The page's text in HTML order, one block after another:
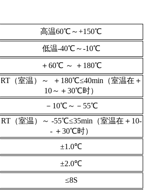
高温60℃～+150℃
低温-40℃～-10℃
＋60℃ ～ ＋180℃
RT（室温）～ ＋180℃≤40min（室温在＋
10～＋30℃时）
－10℃～－55℃
RT（室温）～ -55℃≤35min（室温在＋10-
- ＋30℃时）
±1.0℃
±2.0℃
≤8S